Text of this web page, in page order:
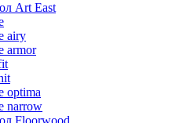
Art East
airy
armor
optima
narrow
Floorwood